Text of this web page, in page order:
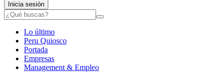
Inicia sesión
Lo último
Peru Quiosco
Portada
Empresas
Management & Empleo